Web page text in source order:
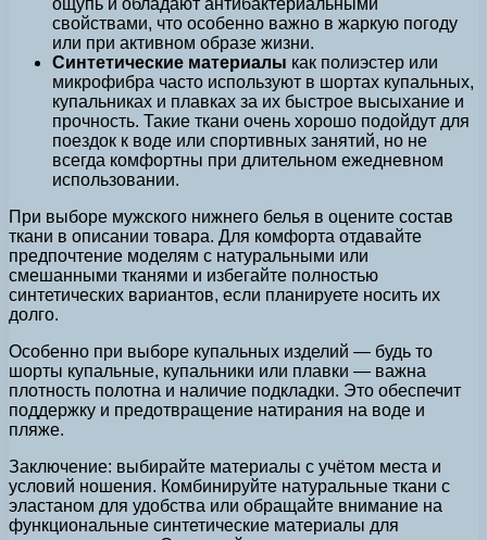
свойствами, что особенно важно в жаркую погоду
или при активном образе жизни.
Синтетические материалы как полиэстер или
микрофибра часто используют в шортах купальных,
купальниках и плавках за их быстрое высыхание и
прочность. Такие ткани очень хорошо подойдут для
поездок к воде или спортивных занятий, но не
всегда комфортны при длительном ежедневном
использовании.
При выборе мужского нижнего белья в оцените состав
ткани в описании товара. Для комфорта отдавайте
предпочтение моделям с натуральными или
смешанными тканями и избегайте полностью
синтетических вариантов, если планируете носить их
долго.
Особенно при выборе купальных изделий — будь то
шорты купальные, купальники или плавки — важна
плотность полотна и наличие подкладки. Это обеспечит
поддержку и предотвращение натирания на воде и
пляже.
Заключение: выбирайте материалы с учётом места и
условий ношения. Комбинируйте натуральные ткани с
эластаном для удобства или обращайте внимание на
функциональные синтетические материалы для